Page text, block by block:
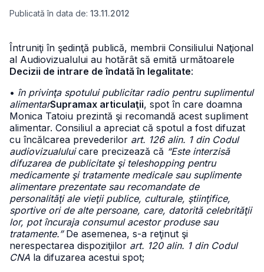
Publicată în data de: 13.11.2012
Întruniţi în şedinţă publică, membrii Consiliului Naţional
al Audiovizualului au hotărât să emită următoarele
Decizii de intrare de îndată în legalitate:
• în privinţa spotului publicitar radio pentru suplimentul
alimentarSupramax articulaţii, spot în care doamna
Monica Tatoiu prezintă şi recomandă acest supliment
alimentar. Consiliul a apreciat că spotul a fost difuzat
cu încălcarea prevederilor art. 126 alin. 1 din Codul
audiovizualuluicare precizează că “Este interzisă
difuzarea de publicitate şi teleshopping pentru
medicamente şi tratamente medicale sau suplimente
alimentare prezentate sau recomandate de
personalităţi ale vieţii publice, culturale, ştiinţifice,
sportive ori de alte persoane, care, datorită celebrităţii
lor, pot încuraja consumul acestor produse sau
tratamente.”De asemenea, s-a reţinut şi
nerespectarea dispoziţiilor art. 120 alin. 1 din Codul
CNA la difuzarea acestui spot;